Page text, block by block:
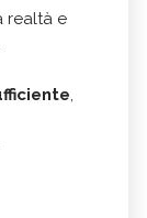
realtà e
,